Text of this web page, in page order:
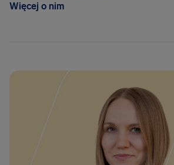
Więcej o nim